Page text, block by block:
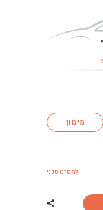
מימון
למפרט טכני
שתף רכב קיה